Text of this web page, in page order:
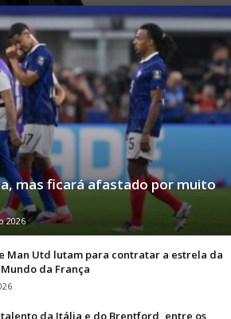
mas ficará afastado por muito
2026
Man Utd lutam para contratar a estrela da
da França
talento da Itália e do Brentford, entre os